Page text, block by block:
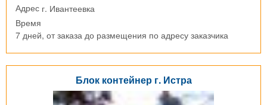
Адрес г. Ивантеевка
Время
7 дней, от заказа до размещения по адресу заказчика
Блок контейнер г. Истра